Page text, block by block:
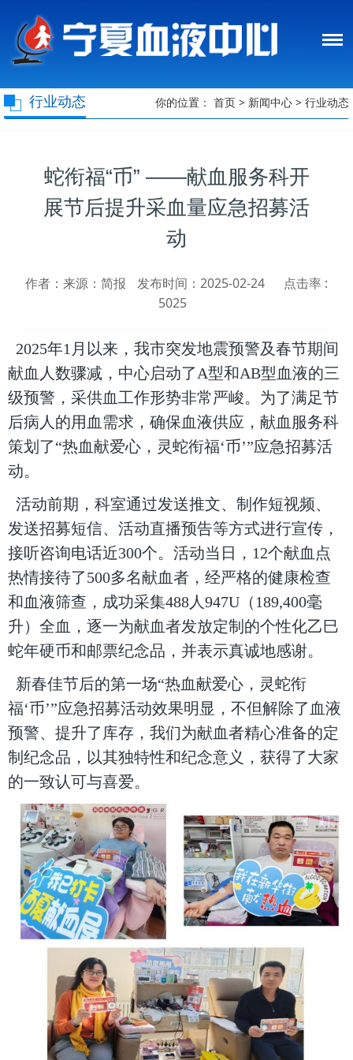
行业动态 你的位置： 首页 > 新闻中心 > 行业动态
蛇衔福“币” ——献血服务科开
展节后提升采血量应急招募活
动
作者：来源：简报 发布时间：2025-02-24
点击率 :
5025
2025年1月以来，我市突发地震预警及春节期间
献血人数骤减，中心启动了A型和AB型血液的三
级预警，采供血工作形势非常严峻。为了满足节
后病人的用血需求，确保血液供应，献血服务科
策划了“热血献爱心，灵蛇衔福‘币’”应急招募活
动。
活动前期，科室通过发送推文、制作短视频、
发送招募短信、活动直播预告等方式进行宣传，
接听咨询电话近300个。活动当日，12个献血点
热情接待了500多名献血者，经严格的健康检查
和血液筛查，成功采集488人947U（189,400毫
升）全血，逐一为献血者发放定制的个性化乙巳
蛇年硬币和邮票纪念品，并表示真诚地感谢。
新春佳节后的第一场“热血献爱心，灵蛇衔
福‘币’”应急招募活动效果明显，不但解除了血液
预警、提升了库存， 我们为献血者精心准备的定
制纪念品，以其独特性和纪念意义，获得了大家
的一致认可与喜爱。